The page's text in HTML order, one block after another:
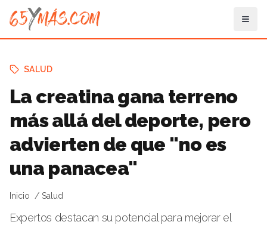
SALUD
La creatina gana terreno
más allá del deporte, pero
advierten de que "no es
una panacea"
Inicio Salud
Expertos destacan su potencial para mejorar el